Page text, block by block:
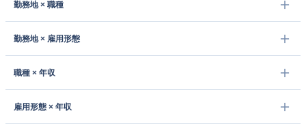
勤務地 × 職種
勤務地 × 雇用形態
職種 × 年収
雇用形態 × 年収